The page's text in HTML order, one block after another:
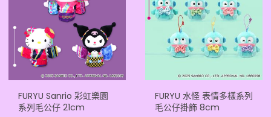
FURYU Sanrio 彩虹樂園
系列毛公仔 21cm
FURYU 水怪 表情多樣系列
毛公仔掛飾 8cm